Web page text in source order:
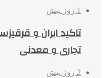
1 روز پیش
تاکید ایران و
تجاری و معدنی
2 روز پیش